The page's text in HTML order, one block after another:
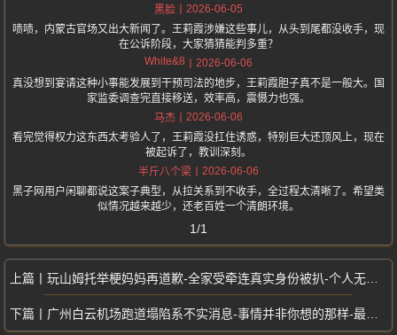
黑脸
2026-06-05
啧啧，内蒙古官场又出大新闻了。王莉霞涉嫌这些事儿，从头到尾都没收手，现
在公诉阶段，大家猜猜能判多重？
White&8
2026-06-06
真没想到宴请这种小事能发展到干预司法的地步，王莉霞胆子真不是一般大。国
家监委调查完直接移送，效率高，震慑力也强。
马杰
2026-06-06
看完觉得权力这东西太考验人了，王莉霞没扛住诱惑，特别巨大还顶风上，现在
被起诉了，教训深刻。
半斤八个梁
2026-06-06
黑子网用户闲聊都说这案子典型，从拉关系到不收手，全过程太清晰了。希望类
似情况越来越少，还老百姓一个清朗环境。
1/1
玩山姆托举梗妈妈再道歉-全家受牵连真实身份被扒-个人无知不再盲目跟风
广州白云机场跑道塌陷系不实消息-事情并非你想的那样-最新调查结果来了